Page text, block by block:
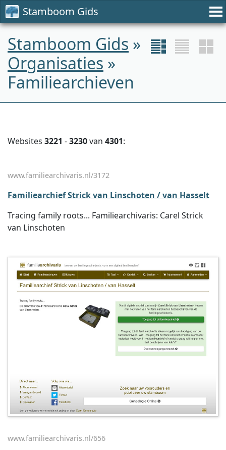
Stamboom Gids
Stamboom Gids »
Organisaties »
Familiearchieven
Websites 3221 -3230van 4301:
www.familiearchivaris.nl/3172
Familiearchief Strick van Linschoten / van Hasselt
Tracing family roots... Familiearchivaris: Carel Strick
van Linschoten
www.familiearchivaris.nl/656